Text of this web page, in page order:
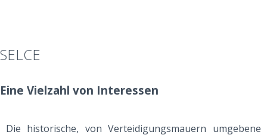
SELCE
Eine Vielzahl von Interessen
Die historische, von Verteidigungsmauern umgebene